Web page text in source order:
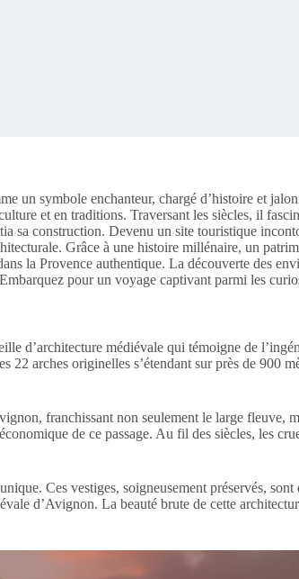
un symbole enchanteur, chargé d’histoire et
et en traditions. Traversant les siècles, il
construction. Devenu un site touristique
Grâce à une histoire millénaire, un
la Provence authentique. La découverte des
pour un voyage captivant parmi les
d’architecture médiévale qui témoigne de
arches originelles s’étendant sur près de 900
franchissant non seulement le large fleuve,
de ce passage. Au fil des siècles, les
Ces vestiges, soigneusement préservés,
d’Avignon. La beauté brute de cette